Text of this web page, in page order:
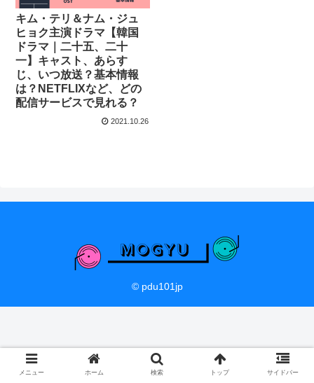
キム・テリ＆ナム・ジュ
ヒョク主演ドラマ【韓国
ドラマ｜二十五、二十
一】キャスト、あらす
じ、いつ放送？基本情報
は？NETFLIXなど、どの
配信サービスで見れる？
2021.10.26
© pdu101jp
メニュー ホーム 検索 トップ サイドバー